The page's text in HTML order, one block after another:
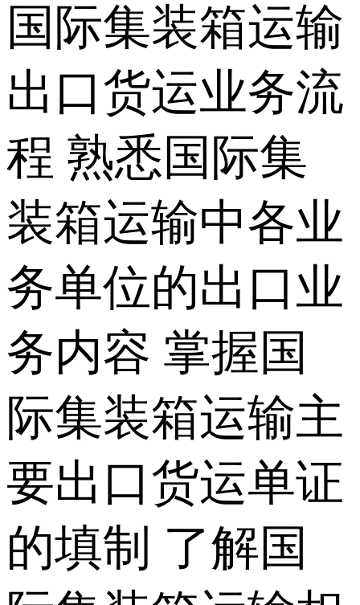
国际集装箱运输
出口货运业务流
程 熟悉国际集
装箱运输中各业
务单位的出口业
务内容 掌握国
际集装箱运输主
要出口货运单证
的填制 了解国